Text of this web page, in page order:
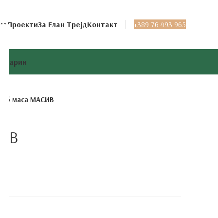
ПроектиЗа Елан ТрејдКонтакт +389 76 493 965
маса МАСИВ